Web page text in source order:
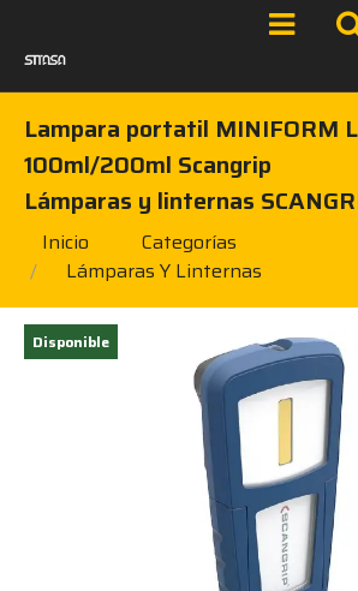
Lampara portatil MINIFORM
100ml/200ml Scangrip
Lámparas y linternas
Inicio
Categorías
Lámparas Y Linternas
Disponible